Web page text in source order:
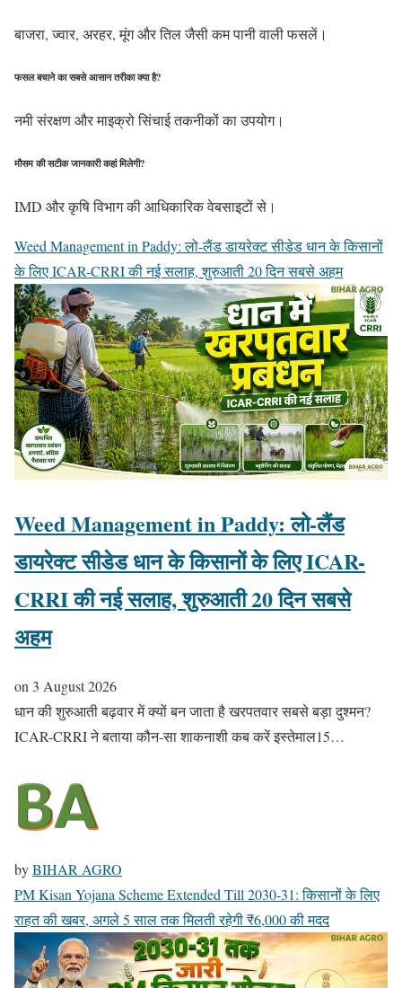
बाजरा, ज्वार, अरहर, मूंग और तिल जैसी कम पानी वाली फसलें।
फसल बचाने का सबसे आसान तरीका क्या है?
नमी संरक्षण और माइक्रो सिंचाई तकनीकों का उपयोग।
मौसम की सटीक जानकारी कहां मिलेगी?
IMD और कृषि विभाग की आधिकारिक वेबसाइटों से।
Weed Management in Paddy: लो-लैंड डायरेक्ट सीडेड धान के किसानों
के लिए ICAR-CRRI की नई सलाह, शुरुआती 20 दिन सबसे अहम
Weed Management in Paddy: लो-लैंड
डायरेक्ट सीडेड धान के किसानों के लिए ICAR-
CRRI की नई सलाह, शुरुआती 20 दिन सबसे
अहम
on 3 August 2026
धान की शुरुआती बढ़वार में क्यों बन जाता है खरपतवार सबसे बड़ा दुश्मन?
ICAR-CRRI ने बताया कौन-सा शाकनाशी कब करें इस्तेमाल15…
byBIHAR AGRO
PM Kisan Yojana Scheme Extended Till 2030-31: किसानों के लिए
राहत की खबर, अगले 5 साल तक मिलती रहेगी ₹6,000 की मदद